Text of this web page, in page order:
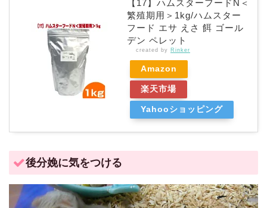
【17】ハムスターフードN＜
繁殖期用＞1kg/ハムスター
フード エサ えさ 餌 ゴール
デン ペレット
created by Rinker
Amazon
楽天市場
Yahooショッピング
後分娩に気をつける